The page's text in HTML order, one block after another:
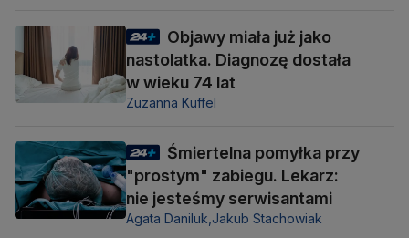
Objawy miała już jako
nastolatka. Diagnozę dostała
w wieku 74 lat
Zuzanna Kuffel
Śmiertelna pomyłka przy
"prostym" zabiegu. Lekarz:
nie jesteśmy serwisantami
Agata Daniluk,Jakub Stachowiak